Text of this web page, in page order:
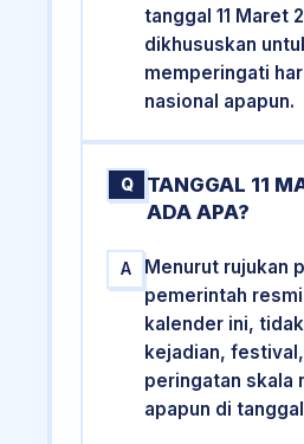
tanggal 11 Maret
dikhususkan
memperingati
nasional apapun.
Q
TANGGAL 11
ADA APA?
A
Menurut rujukan
pemerintah
kalender ini,
kejadian,
peringatan skala
apapun di